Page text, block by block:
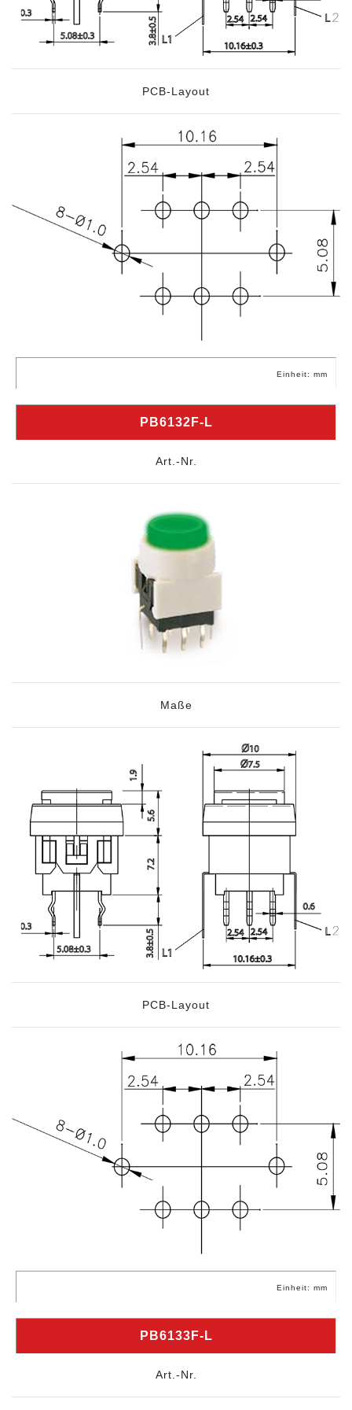
PCB-Layout
Einheit: mm
PB6132F-L
Art.-Nr.
Maße
PCB-Layout
Einheit: mm
PB6133F-L
Art.-Nr.